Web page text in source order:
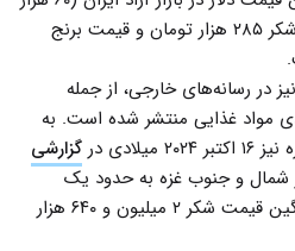
تومان) ۴۸ هزار تومان، قیمت شکر ۲۸۵ هزار تومان و قیمت برنج
در رسانه‌های خارجی، از جمله
مواد غذایی منتشر شده است. به
در
گزارشی
شمال و جنوب غزه به حدود یک
میلیون و ۴۰۰ هزار تومان، میانگین قیمت شکر ۲ میلیون و ۶۴۰ هزار